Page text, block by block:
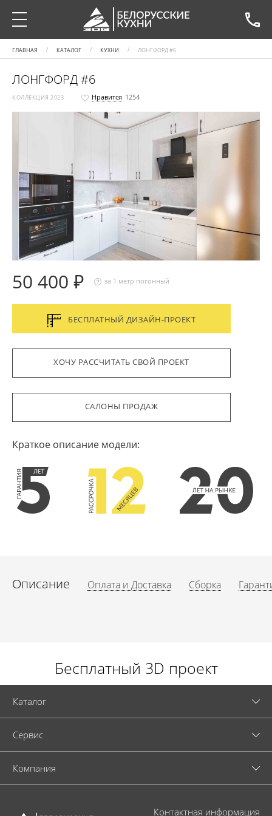
ГЛАВНАЯ КАТАЛОГ КУХНИ ЛОНГФОРД #6
ЛОНГФОРД #6
КОЛЛЕКЦИЯ 2023 Нравится 1254
50 400 ₽ за 1 метр погонный
БЕСПЛАТНЫЙ ДИЗАЙН-ПРОЕКТ
ХОЧУ РАССЧИТАТЬ СВОЙ ПРОЕКТ
САЛОНЫ ПРОДАЖ
Краткое описание модели:
Описание Оплата и Доставка Сборка
Бесплатный 3D проект
Каталог
Cервис
Компания
Контактная информация